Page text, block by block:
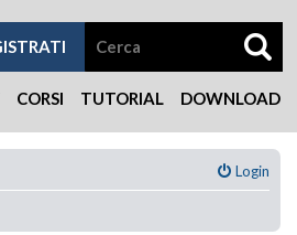
CORSI TUTORIAL DOWNLOAD
Login